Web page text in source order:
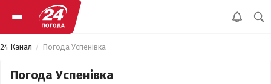
24 Канал Погода Успенівка
Погода Успенівка